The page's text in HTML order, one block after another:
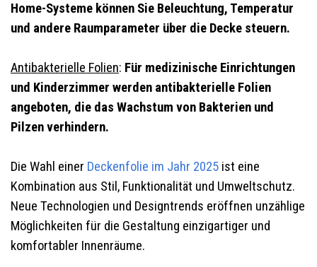
Home-Systeme können Sie Beleuchtung, Temperatur
und andere Raumparameter über die Decke steuern.
Antibakterielle Folien: Für medizinische Einrichtungen
und Kinderzimmer werden antibakterielle Folien
angeboten, die das Wachstum von Bakterien und
Pilzen verhindern.
Die Wahl einer Deckenfolie im Jahr 2025 ist eine
Kombination aus Stil, Funktionalität und Umweltschutz.
Neue Technologien und Designtrends eröffnen unzählige
Möglichkeiten für die Gestaltung einzigartiger und
komfortabler Innenräume.